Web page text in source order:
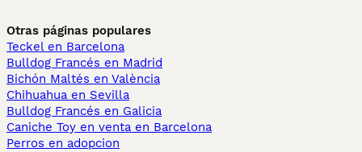
Otras páginas populares
Teckel en Barcelona
Bulldog Francés en Madrid
Bichón Maltés en València
Chihuahua en Sevilla
Bulldog Francés en Galicia
Caniche Toy en venta en Barcelona
Perros en adopcion